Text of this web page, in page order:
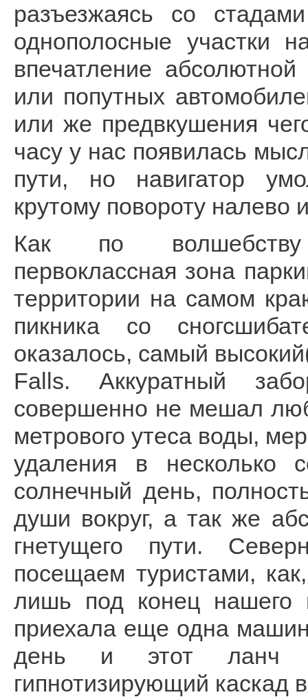
разъезжаясь со
однополосные участки
впечатление
или попутных
или же предвкушения
часу у нас появилась
пути, но навигатор
крутому повороту налево
Как по волшебству
первоклассная зона
территории на самом
пикника со
оказалось, самый
Falls. Аккуратный
совершенно не мешал
метрового утеса воды,
удаления в
солнечный день,
души вокруг, а так же
гнетущего пути.
посещаем туристами,
лишь под конец нашего
приехала еще одна
день и этот ланч
гипнотизирующий каскад